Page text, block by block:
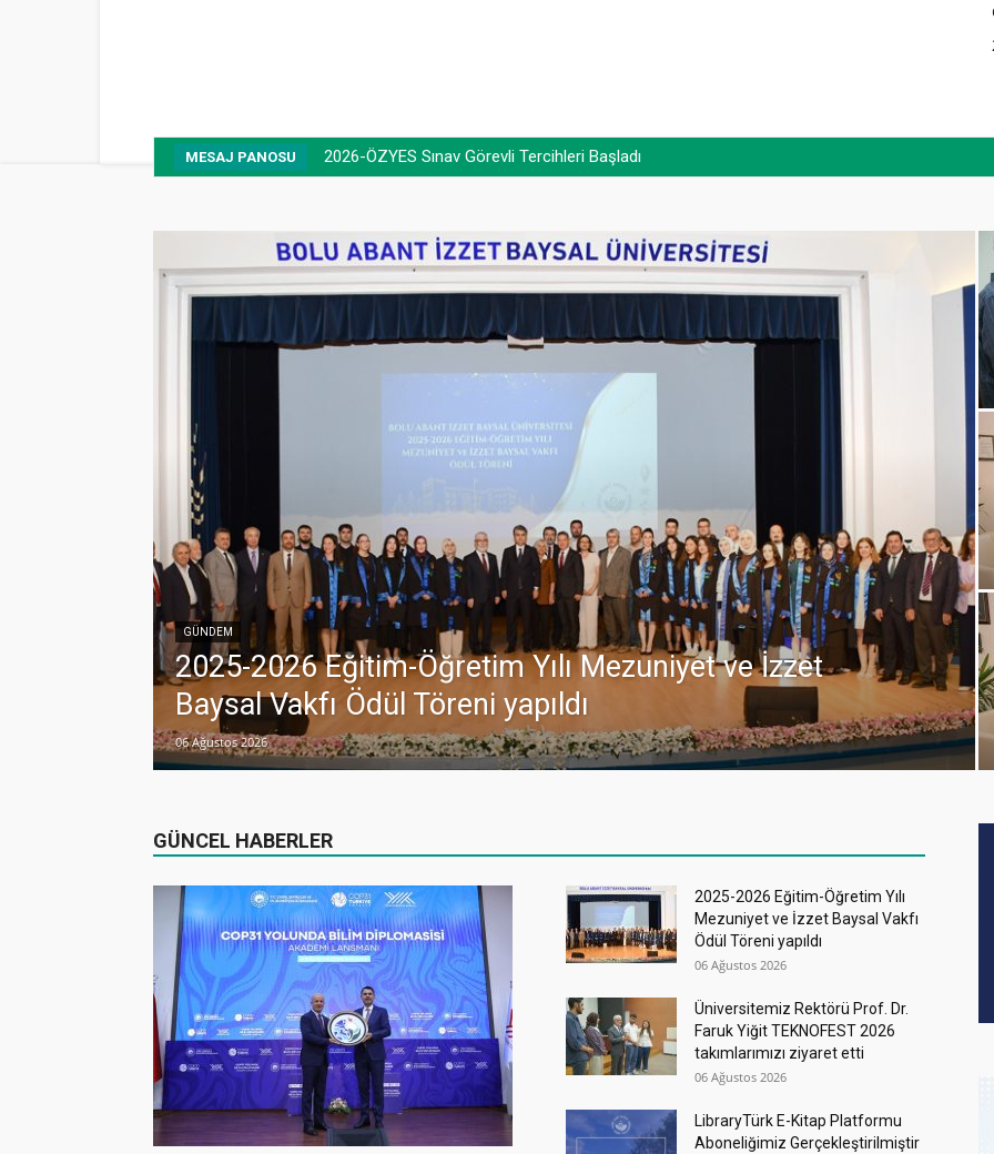
MESAJ PANOSU 2026-ÖZYES Sınav Görevli Tercihleri Başladı
Taziye mesajı (Prof. Dr. Yaşar Zorlu’nun babası Durmuş Zorlu’nun vefatı)
GÜNDEM
2025-2026 Eğitim-Öğretim Yılı Mezuniyet ve İzzet
Baysal Vakfı Ödül Töreni yapıldı
06 Ağustos 2026
GÜNCEL HABERLER
2025-2026 Eğitim-Öğretim Yılı
Mezuniyet ve İzzet Baysal Vakfı
Ödül Töreni yapıldı
06 Ağustos 2026
Üniversitemiz Rektörü Prof. Dr.
Faruk Yiğit TEKNOFEST 2026
takımlarımızı ziyaret etti
06 Ağustos 2026
LibraryTürk E-Kitap Platformu
Aboneliğimiz Gerçekleştirilmiştir